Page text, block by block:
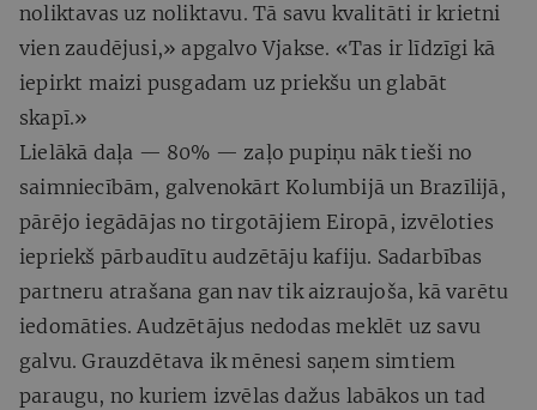
noliktavas uz noliktavu. Tā savu kvalitāti ir krietni
vien zaudējusi,» apgalvo Vjakse. «Tas ir līdzīgi kā
iepirkt maizi pusgadam uz priekšu un glabāt
skapī.»
Lielākā daļa — 80% — zaļo pupiņu nāk tieši no
saimniecībām, galvenokārt Kolumbijā un Brazīlijā,
pārējo iegādājas no tirgotājiem Eiropā, izvēloties
iepriekš pārbaudītu audzētāju kafiju. Sadarbības
partneru atrašana gan nav tik aizraujoša, kā varētu
iedomāties. Audzētājus nedodas meklēt uz savu
galvu. Grauzdētava ik mēnesi saņem simtiem
paraugu, no kuriem izvēlas dažus labākos un tad